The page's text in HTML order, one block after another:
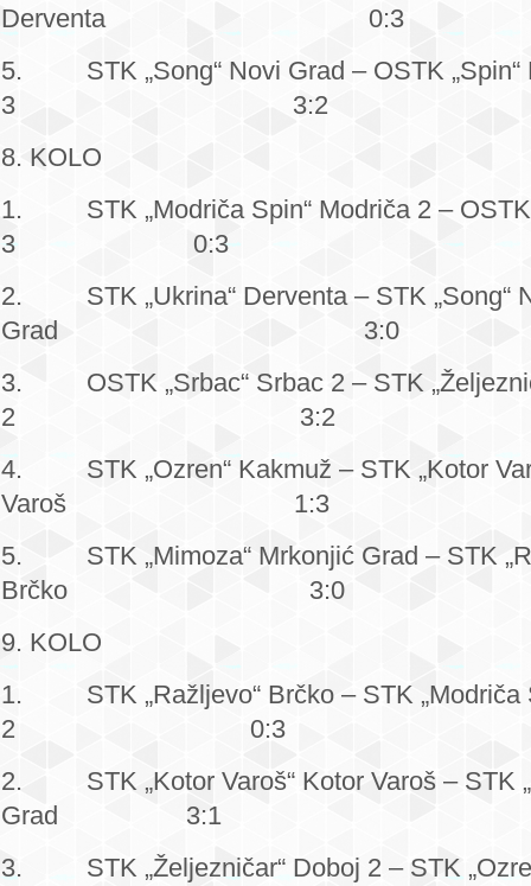
Derventa 0:3
5. STK „Song“ Novi Grad – OSTK „Spin“
3 3:2
8. KOLO
1. STK „Modriča Spin“ Modriča 2 – OSTK
3 0:3
2. STK „Ukrina“ Derventa – STK „Song“
Grad 3:0
3. OSTK „Srbac“ Srbac 2 – STK
2 3:2
4. STK „Ozren“ Kakmuž – STK „Kotor
Varoš 1:3
5. STK „Mimoza“ Mrkonjić Grad – STK
Brčko 3:0
9. KOLO
1. STK „Ražljevo“ Brčko – STK „Modriča
2 0:3
2. STK „Kotor Varoš“ Kotor Varoš – STK
Grad 3:1
3. STK „Željezničar“ Doboj 2 – STK